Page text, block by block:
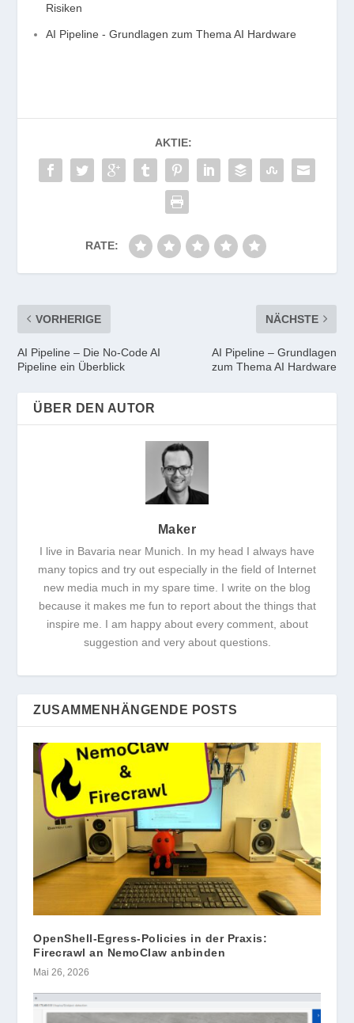
Risiken
AI Pipeline - Grundlagen zum Thema AI Hardware
AKTIE:
RATE:
VORHERIGE
AI Pipeline – Die No-Code AI
Pipeline ein Überblick
NÄCHSTE
AI Pipeline – Grundlagen
zum Thema AI Hardware
ÜBER DEN AUTOR
Maker
I live in Bavaria near Munich. In my head I always have
many topics and try out especially in the field of Internet
new media much in my spare time. I write on the blog
because it makes me fun to report about the things that
inspire me. I am happy about every comment, about
suggestion and very about questions.
ZUSAMMENHÄNGENDE POSTS
OpenShell-Egress-Policies in der Praxis:
Firecrawl an NemoClaw anbinden
Mai 26, 2026